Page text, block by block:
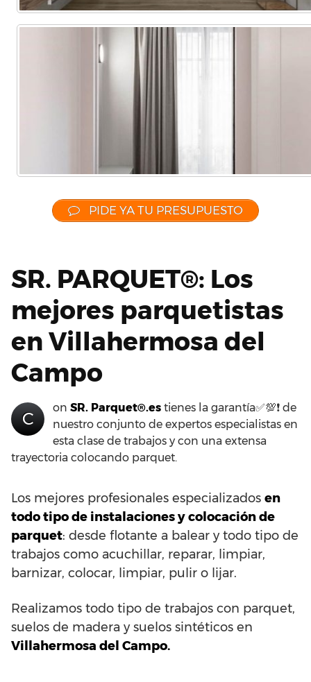
PIDE YA TU PRESUPUESTO
SR. PARQUET®: Los
mejores parquetistas
en Villahermosa del
Campo
C
on SR. Parquet®.es tienes la garantía✅💯❗ de
nuestro conjunto de expertos especialistas en
esta clase de trabajos y con una extensa
trayectoria colocando parquet.
Los mejores profesionales especializados en
todo tipo de instalaciones y colocación de
parquet: desde flotante a balear y todo tipo de
trabajos como acuchillar, reparar, limpiar,
barnizar, colocar, limpiar, pulir o lijar.
Realizamos todo tipo de trabajos con parquet,
suelos de madera y suelos sintéticos en
Villahermosa del Campo.